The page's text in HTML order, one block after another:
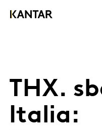
THX.
Italia: